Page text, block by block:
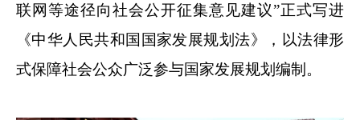
联网等途径向社会公开征集意见建议”正式写进
《中华人民共和国国家发展规划法》，以法律形
式保障社会公众广泛参与国家发展规划编制。